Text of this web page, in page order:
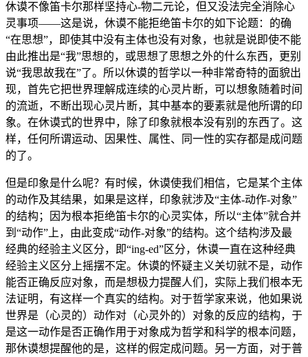
休谟不像笛卡尔那样坚持心-物二元论，但又没法完全消除心
灵事项——这是说，休谟不能拒绝笛卡尔的如下论题：的确
“在思想”，即使其中没有主体也没有对象，也就是说即使不能
由此推出是“我”思想的，或思想了思想之外的什么东西，更别
说“我思故我在”了。所以休谟的哲学以一种非常奇特的面貌出
现，首先它把世界理解成连续的心灵片断，可以想象随着时间
的流逝，不断出现心灵片断，其中基本的要素就是他所谓的印
象。在休谟式的世界中，除了印象就根本没有别的东西了。这
样，任何所谓运动、因果性、属性、同一性的实存都是成问题
的了。
但是印象是什么呢？有时候，休谟使我们相信，它是某个主体
的动作及其结果，如果是这样，印象就涉及“主体-动作-对象”
的结构；因为根本拒绝笛卡尔的心灵实体，所以“主体”就合并
到“动作”上，由此变成“动作-对象”的结构。这个结构涉及最
经典的经验主义区分，即“ing-ed”区分，休谟一直在这种经典
经验主义区分上摇摆不定。休谟的怀疑主义关切就不是，动作
能否正确反应对象，而是想极力提醒人们，实际上我们根本无
法证明，有这样一个真实的结构。对于哲学家来说，他如果说
世界是（心灵的）动作对（心灵外的）对象的反应的结构，于
是这一动作是否正确作用于对象成为哲学和科学的根本问题，
那休谟想提醒他的是，这样的假定成问题。另一方面，对于普